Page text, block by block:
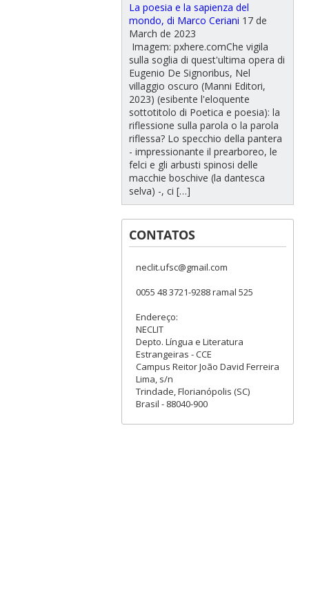
La poesia e la sapienza del
mondo, di Marco Ceriani 17 de
March de 2023
Imagem: pxhere.comChe vigila
sulla soglia di quest'ultima opera di
Eugenio De Signoribus, Nel
villaggio oscuro (Manni Editori,
2023) (esibente l'eloquente
sottotitolo di Poetica e poesia): la
riflessione sulla parola o la parola
riflessa? Lo specchio della pantera
- impressionante il prearboreo, le
felci e gli arbusti spinosi delle
macchie boschive (la dantesca
selva) -, ci […]
CONTATOS
neclit.ufsc@gmail.com
0055 48 3721-9288 ramal 525
Endereço:
NECLIT
Depto. Língua e Literatura
Estrangeiras - CCE
Campus Reitor João David Ferreira
Lima, s/n
Trindade, Florianópolis (SC)
Brasil - 88040-900